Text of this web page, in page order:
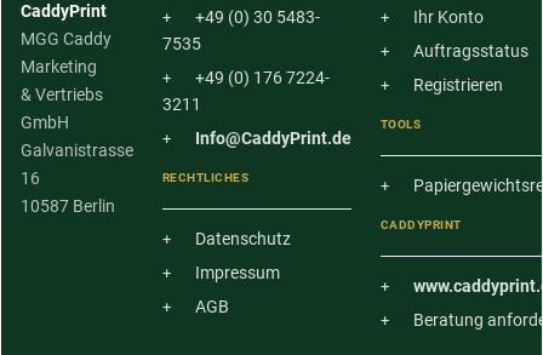
CaddyPrint
MGG Caddy
Marketing
& Vertriebs
GmbH
Galvanistrasse
16
10587 Berlin
+49 (0) 30 5483-
7535
+49 (0) 176 7224-
3211
Info@CaddyPrint.de
RECHTLICHES
Datenschutz
Impressum
AGB
Ihr Konto
Auftragsstatus
Registrieren
TOOLS
CADDYPRINT
Beratung